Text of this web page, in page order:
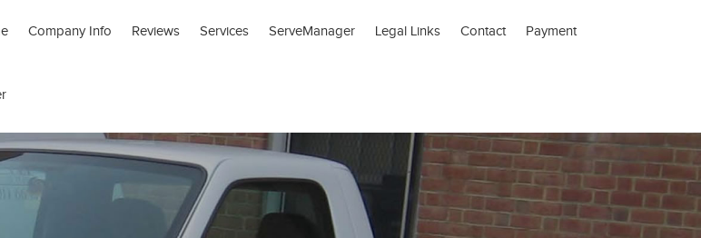
Company Info Reviews Services ServeManager Legal Links Contact Payment